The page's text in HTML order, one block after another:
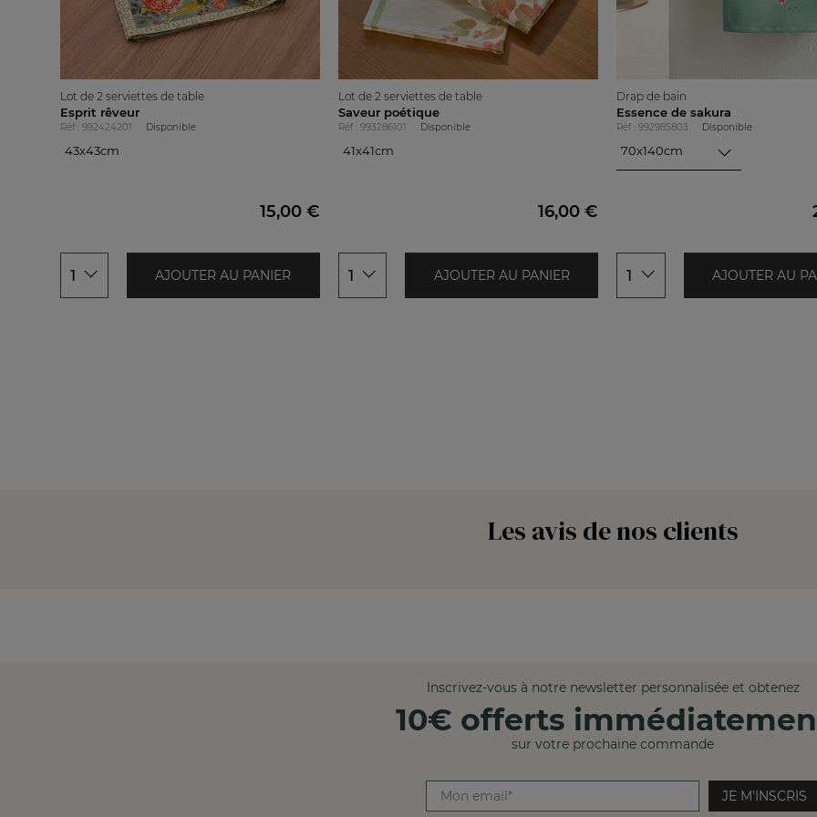
Corail doux
Lagon
Jaune paille
Parme
Lagon
Lot de 2 serviettes de table
Esprit rêveur
Réf : 992424201 Disponible
43x43cm
15,00 €
1 AJOUTER AU PANIER
Lot de 2 serviettes de table
Saveur poétique
Réf : 993286101 Disponible
41x41cm
16,00 €
1 AJOUTER AU PANIER
Drap de bain
Essence de sakura
Réf : 992985803 Disponible
70x140cm
1 AJOUTER AU
Les avis de nos clients
Inscrivez-vous à notre newsletter personnalisée et obtenez
10€ offerts
sur votre prochaine commande
JE M'INSCRIS